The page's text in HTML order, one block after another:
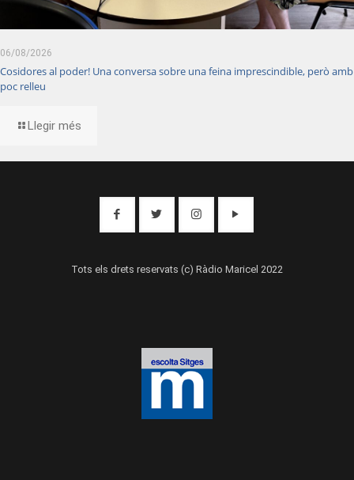
06/08/2026
Cosidores al poder! Una conversa sobre una feina imprescindible, però amb
poc relleu
Llegir més
Tots els drets reservats (c) Ràdio Maricel 2022